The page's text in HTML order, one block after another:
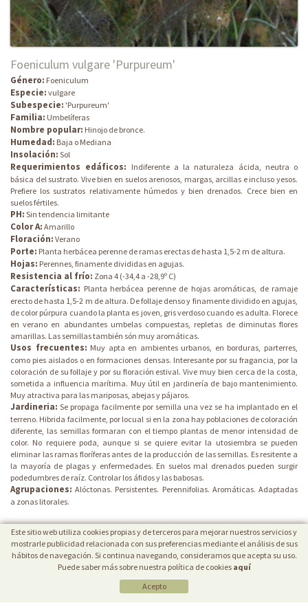
Foeniculum vulgare 'Purpureum'
Género: Foeniculum
Especie: vulgare
Subespecie: 'Purpureum'
Familia: Umbelíferas
Nombre popular: Hinojo de bronce.
Humedad: Baja o Mediana
Insolación: Sol
Requerimientos edáficos: Indiferente a la naturaleza ácida, neutra o
básica del sustrato. Vive bien en suelos arenosos, margas, arcillas e incluso yesos.
Prefiere los sustratos relativamente húmedos y bien drenados. Crece bien en
suelos fértiles.
PH: Sin tendencia limitante
Color A: Amarillo
Floración: Verano
Porte: Planta herbácea perenne de ramas erectas de hasta 1,5-2 m de altura.
Hojas: Perennes, finamente divididas en agujas.
Resistencia al frío: Zona 4 (-34,4 a -28,9º C)
Características: Planta herbácea perenne de hojas aromáticas, de ramaje
erecto de hasta 1,5-2 m de altura. De follaje denso y finamente dividido en agujas,
de color púrpura cuando la planta es joven, gris verdoso cuando es adulta. Florece
en verano en abundantes umbelas compuestas, repletas de diminutas flores
amarillas. Las semillas también són muy aromáticas.
Usos frecuentes: Muy apta en ambientes urbanos, en borduras, parterres,
como pies aislados o en formaciones densas. Interesante por su fragancia, por la
coloración de su follaje y por su floración estival. Vive muy bien cerca de la costa,
sometida a influencia marítima. Muy útil en jardinería de bajo mantenimiento.
Muy atractiva para las mariposas, abejas y pájaros.
Jardineria: Se propaga facilmente por semilla una vez se ha implantado en el
terreno. Hibrida facilmente, por locual si en la zona hay poblaciones de coloración
diferente, las semillas formaran con el tiempo plantas de menor intensidad de
color. No requiere poda, aunque si se quiere evitar la utosiembra se pueden
eliminar las ramas floríferas antes de la producción de las semillas. Es resitente a
la mayoría de plagas y enfermedades. En suelos mal drenados pueden surgir
podedumbres de raíz. Controlar los áfidos y las babosas.
Agrupaciones: Alóctonas. Persistentes. Perennifolias. Aromáticas. Adaptadas
a zonas litorales.
PROTECCIÓN DE DATOS
Este sitio web utiliza cookies propias y de terceros para mejorar nuestros servicios y
mostrarle publicidad relacionada con sus preferencias mediante el análisis de sus
hábitos de navegación. Si continua navegando, consideramos que acepta su uso.
Puede saber más sobre nuestra política de cookies aquí
Acepto